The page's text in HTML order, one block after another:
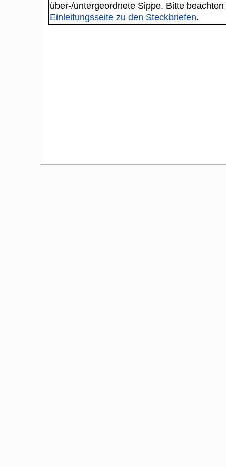
über-/untergeordnete Sippe. Bitte
Einleitungsseite zu den Steckbriefen.